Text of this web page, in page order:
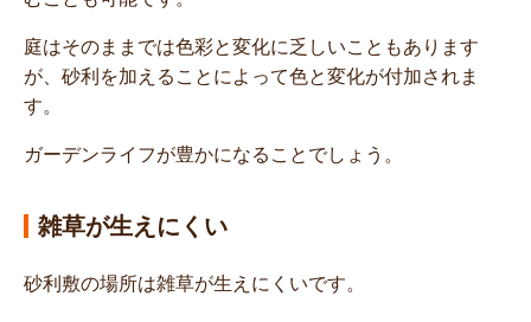
庭はそのままでは色彩と変化に乏しいこともあります
が、砂利を加えることによって色と変化が付加されま
す。
ガーデンライフが豊かになることでしょう。
雑草が生えにくい
砂利敷の場所は雑草が生えにくいです。